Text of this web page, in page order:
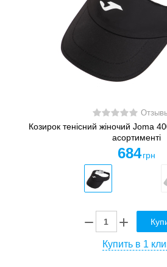
Козирок тенісний жіночий Joma
асортименті
684 грн
Купить в 1